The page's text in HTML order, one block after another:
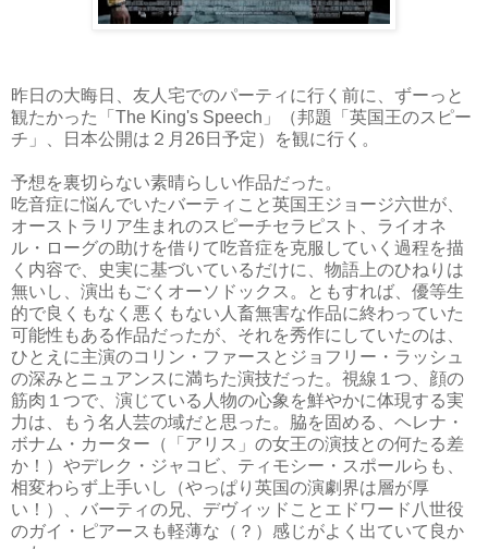
昨日の大晦日、友人宅でのパーティに行く前に、ずーっと
観たかった「The King's Speech」（邦題「英国王のスピー
チ」、日本公開は２月26日予定）を観に行く。
予想を裏切らない素晴らしい作品だった。
吃音症に悩んでいたバーティこと英国王ジョージ六世が、
オーストラリア生まれのスピーチセラピスト、ライオネ
ル・ローグの助けを借りて吃音症を克服していく過程を描
く内容で、史実に基づいているだけに、物語上のひねりは
無いし、演出もごくオーソドックス。ともすれば、優等生
的で良くもなく悪くもない人畜無害な作品に終わっていた
可能性もある作品だったが、それを秀作にしていたのは、
ひとえに主演のコリン・ファースとジョフリー・ラッシュ
の深みとニュアンスに満ちた演技だった。視線１つ、顔の
筋肉１つで、演じている人物の心象を鮮やかに体現する実
力は、もう名人芸の域だと思った。脇を固める、ヘレナ・
ボナム・カーター（「アリス」の女王の演技との何たる差
か！）やデレク・ジャコビ、ティモシー・スポールらも、
相変わらず上手いし（やっぱり英国の演劇界は層が厚
い！）、バーティの兄、デヴィッドことエドワード八世役
のガイ・ピアースも軽薄な（？）感じがよく出ていて良か